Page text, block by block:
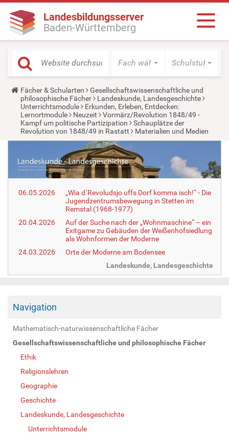
Landesbildungsserver
Baden-Württemberg
Fach wählen Schulstufe
Y
o
u
a
r
e
h
e
:
Fächer & Schularten
Gesellschaftswissenschaftliche und
philosophische Fächer
Landeskunde, Landesgeschichte
Unterrichtsmodule
Erkunden, Erleben, Entdecken:
Lernortmodule
Neuzeit
Vormärz/Revolution 1848/49 -
Kampf um politische Partizipation
Schauplätze der
Revolution von 1848/49 in Rastatt
Materialien und Medien
06.05.2026
„Wia d´Revoludsjo uffs Dorf komma isch!“ - Die
Jugendzentrumsbewegung in Stetten im
Remstal (1968-1977)
20.04.2026
Auf der Suche nach der „Wohnmaschine“ – ein
Exitgame zu Gebäuden der Weißenhofsiedlung
als Wohnformen der Moderne
24.03.2026
Orte der Moderne am Bodensee
Landeskunde, Landesgeschichte
Navigation
Mathematisch-naturwissenschaftliche Fächer
Gesellschaftswissenschaftliche und philosophische Fächer
Ethik
Religionslehren
Geographie
Geschichte
Landeskunde, Landesgeschichte
Unterrichtsmodule